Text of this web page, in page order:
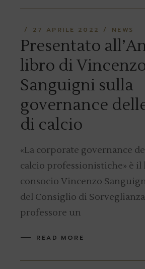
27 APRILE 2022 NEWS
Presentato
libro di
Sanguigni sulla
governance
di calcio
«La corporate governance
calcio professionistiche» è il
consocio Vincenzo
del Consiglio di
professore un
READ MORE